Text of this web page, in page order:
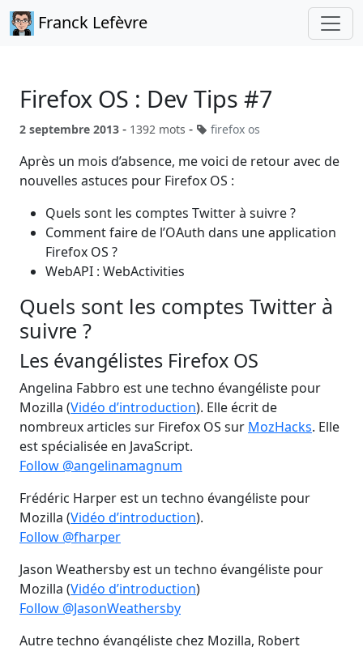
Franck Lefèvre
Firefox OS : Dev Tips #7
2 septembre 2013 - 1392 mots - firefox os
Après un mois d’absence, me voici de retour avec de
nouvelles astuces pour Firefox OS :
Quels sont les comptes Twitter à suivre ?
Comment faire de l’OAuth dans une application
Firefox OS ?
WebAPI : WebActivities
Quels sont les comptes Twitter à
suivre ?
Les évangélistes Firefox OS
Angelina Fabbro est une techno évangéliste pour
Mozilla (Vidéo d’introduction). Elle écrit de
nombreux articles sur Firefox OS sur MozHacks. Elle
est spécialisée en JavaScript.
Follow @angelinamagnum
Frédéric Harper est un techno évangéliste pour
Mozilla (Vidéo d’introduction).
Follow @fharper
Jason Weathersby est un techno évangéliste pour
Mozilla (Vidéo d’introduction)
Follow @JasonWeathersby
Autre techno évangéliste chez Mozilla, Robert